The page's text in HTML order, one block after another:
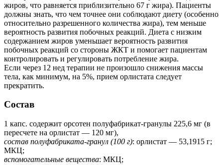
жиров, что равняется приблизительно 67 г жира). Пациенты
должны знать, что чем точнее они соблюдают диету (особенно
относительно разрешенного количества жира), тем меньше
вероятность развития побочных реакций. Диета с низким
содержанием жиров уменьшает вероятность развития
побочных реакций со стороны ЖКТ и помогает пациентам
контролировать и регулировать потребление жира.
Если через 12 нед терапии не произошло снижения массы
тела, как минимум, на 5%, прием орлистата следует
прекратить.
Состав
1 капс. содержит орсотен полуфабрикат-гранулы 225,6 мг (в
пересчете на орлистат — 120 мг),
состав полуфабриката-гранул (100 г): орлистат — 53,1915 г;
МКЦ;
вспомогательные вещества: МКЦ;